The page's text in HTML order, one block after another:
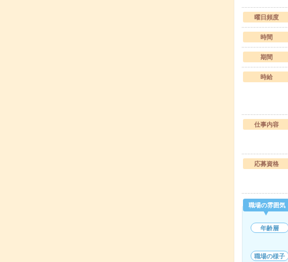
曜日頻度
時間
期間
時給
仕事内容
応募資格
職場の雰囲気
年齢層
職場の様子